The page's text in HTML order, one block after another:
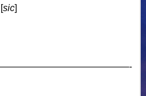
sic]